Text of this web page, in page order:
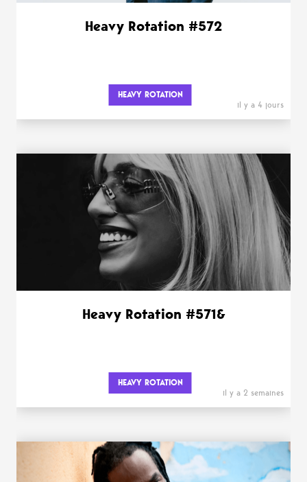
Heavy Rotation #572
HEAVY ROTATION
il y a 4 jours
Heavy Rotation #571&
HEAVY ROTATION
il y a 2 semaines